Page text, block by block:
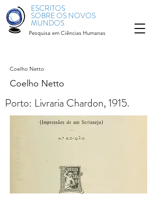
ESCRITOS
SOBRE OS NOVOS
MUNDOS
Pesquisa em Ciências Humanas
Coelho Netto
Coelho Netto
Porto: Livraria Chardon, 1915.